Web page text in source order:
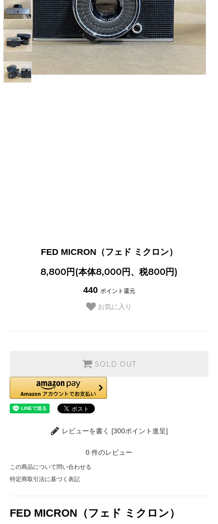
FED MICRON（フェド ミクロン）
8,800円(本体8,000円、税800円)
440 ポイント還元
お気に入り
SOLD OUT
レビューを書く [300ポイント進呈]
0 件のレビュー
この商品について問い合わせる
特定商取引法に基づく表記
FED MICRON（フェド ミクロン）